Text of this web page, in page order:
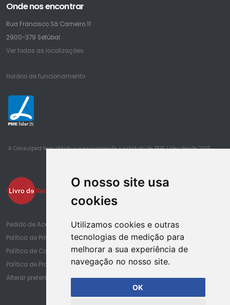
O nosso site usa
cookies
Utilizamos cookies e outras
tecnologias de medição para
melhorar a sua experiência de
navegação no nosso site.
OK
Onde nos encontrar
Rua Francisco Sá Carneiro 11
2900-379 Setúbal
Ver todas as localizações
Horário de funcionamento
25
A Consulped tem obtido sucessivamente o estatuto de PME Lider desde 2016
Pedido de Acesso à Informação de Saúde
Política de Privacidade
Política de Cookies
Política de Proteção de Dados
Alterar preferências de cookies